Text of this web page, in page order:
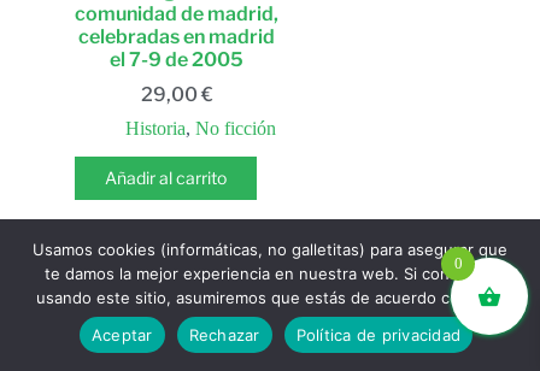
comunidad de madrid,
celebradas en madrid
el 7-9 de 2005
29,00 €
Historia,No ficción
Añadir al carrito
libros.eco © - Desde Barcelona para el mundo 💚 |
Devoluciones y reembolsos|Política de Privacidad
0
Usamos cookies (informáticas, no galletitas) para asegurar que
te damos la mejor experiencia en nuestra web. Si continúas
usando este sitio, asumiremos que estás de acuerdo con ello.
Aceptar
Rechazar Política de privacidad